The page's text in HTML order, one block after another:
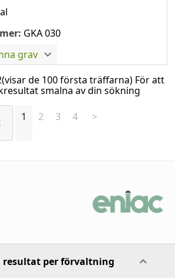
resultat per förvaltning
GKA 030
grav
(visar de 100 första träffarna) För att
smalna av din sökning
1 2 3 4 >